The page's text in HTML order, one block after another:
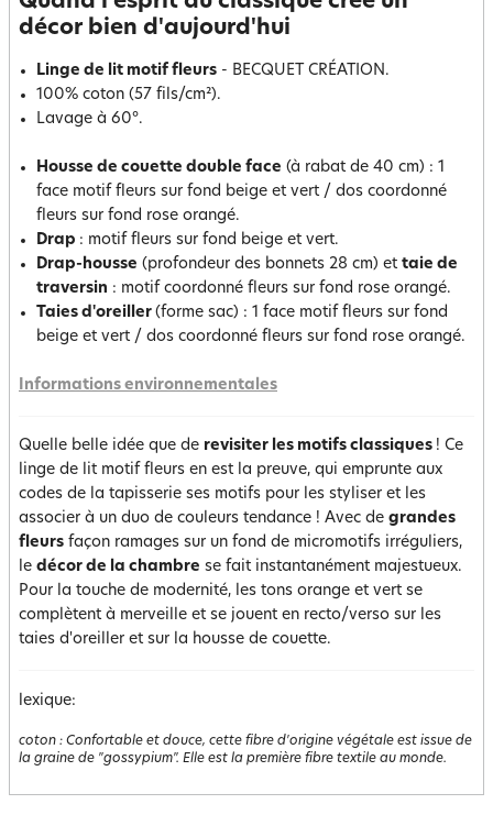
décor bien d'aujourd'hui
Linge de lit motif fleurs - BECQUET CRÉATION.
100% coton (57 fils/cm²).
Lavage à 60°.
Housse de couette double face (à rabat de 40 cm) : 1
face motif fleurs sur fond beige et vert / dos coordonné
fleurs sur fond rose orangé.
Drap : motif fleurs sur fond beige et vert.
Drap-housse (profondeur des bonnets 28 cm) et taie de
traversin : motif coordonné fleurs sur fond rose orangé.
Taies d'oreiller (forme sac) : 1 face motif fleurs sur fond
beige et vert / dos coordonné fleurs sur fond rose orangé.
Informations environnementales
Quelle belle idée que de revisiter les motifs classiques ! Ce
linge de lit motif fleurs en est la preuve, qui emprunte aux
codes de la tapisserie ses motifs pour les styliser et les
associer à un duo de couleurs tendance ! Avec de grandes
fleurs façon ramages sur un fond de micromotifs irréguliers,
le décor de la chambre se fait instantanément majestueux.
Pour la touche de modernité, les tons orange et vert se
complètent à merveille et se jouent en recto/verso sur les
taies d'oreiller et sur la housse de couette.
lexique:
coton : Confortable et douce, cette fibre d'origine végétale est issue de
la graine de "gossypium". Elle est la première fibre textile au monde.